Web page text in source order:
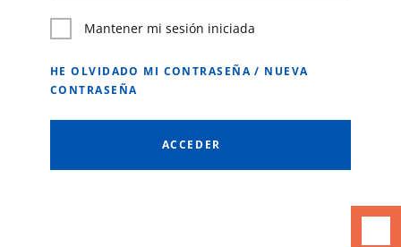
Mantener mi sesión iniciada
HE OLVIDADO MI CONTRASEÑA / NUEVA
CONTRASEÑA